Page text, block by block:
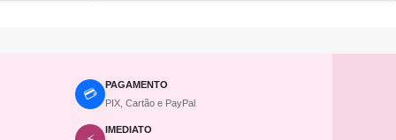
💳
PAGAMENTO
PIX, Cartão e PayPal
IMEDIATO